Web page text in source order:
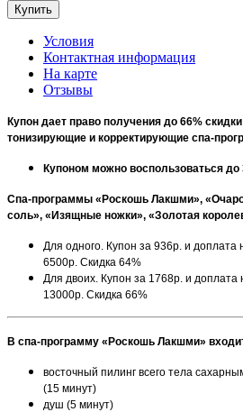
Условия
Контактная информация
На карте
Отзывы
Купон дает право получения до 66%
тонизирующие и корректирующие спа-
Купоном можно воспользоваться до
Спа-программы «Роскошь Лакшми»,
соль», «Изящные ножки», «Золотая
Для одного. Купон за 936р. и доплата
6500р. Скидка 64%
Для двоих. Купон за 1768р. и доплата
13000р. Скидка 66%
В спа-программу «Роскошь Лакшми»
восточный пилинг всего тела
(15 минут)
душ (5 минут)